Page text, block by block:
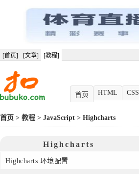
[首页] [文章] [教程]
首页 HTML CSS
首页 > 教程 > JavaScript > Highcharts
Highcharts
Highcharts 环境配置